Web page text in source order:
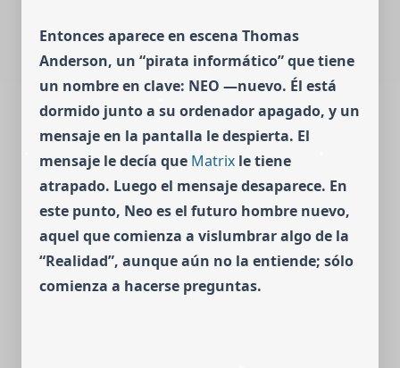
Entonces aparece en escena Thomas
Anderson, un “pirata infor­má­tico” que tiene
un nombre en clave: NEO —nuevo. Él está
dormido junto a su ordenador apagado, y un
mensaje en la pantalla le despierta. El
mensaje le decía que Matrix le tiene
atrapado. Luego el mensaje desaparece. En
este punto, Neo es el futuro hombre nuevo,
aquel que comienza a vislumbrar algo de la
“Realidad”, aunque aún no la entiende; sólo
comienza a hacerse preguntas.